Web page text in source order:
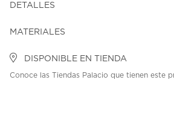
DETALLES
MATERIALES
DISPONIBLE EN TIENDA
Conoce las Tiendas Palacio que tienen este